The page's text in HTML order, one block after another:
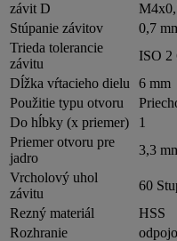
závit D
Stúpanie závitov
0,7
Trieda tolerancie
závitu
ISO 2
Dĺžka vŕtacieho dielu
6 mm
Použitie typu otvoru
Do hĺbky (x priemer)
1
Priemer otvoru pre
jadro
3,3
Vrcholový uhol
závitu
60
Rezný materiál
HSS
Rozhranie